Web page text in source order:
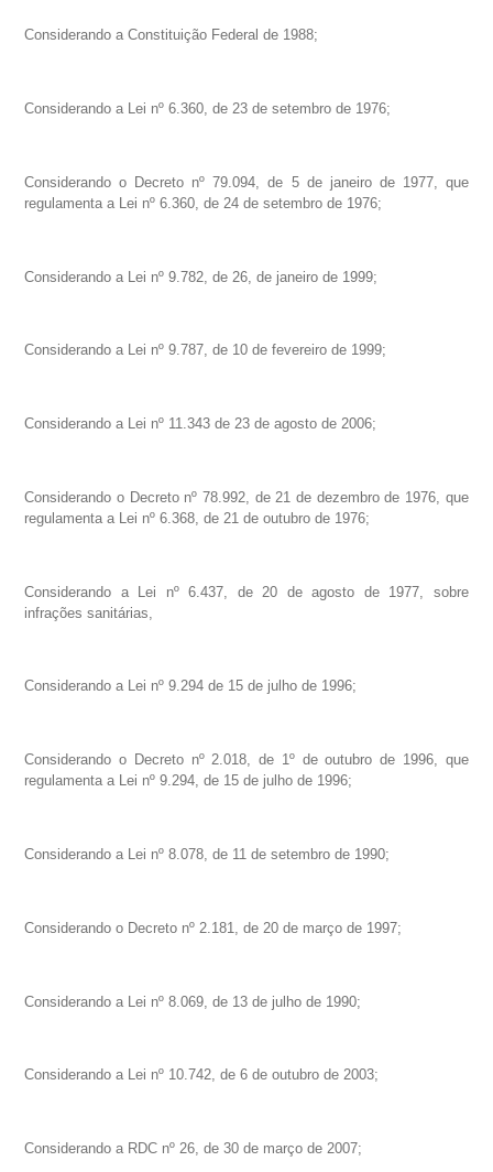
Considerando a Constituição Federal de 1988;
Considerando a Lei nº 6.360, de 23 de setembro de 1976;
Considerando o Decreto nº 79.094, de 5 de janeiro de 1977, que
regulamenta a Lei nº 6.360, de 24 de setembro de 1976;
Considerando a Lei nº 9.782, de 26, de janeiro de 1999;
Considerando a Lei nº 9.787, de 10 de fevereiro de 1999;
Considerando a Lei nº 11.343 de 23 de agosto de 2006;
Considerando o Decreto nº 78.992, de 21 de dezembro de 1976, que
regulamenta a Lei nº 6.368, de 21 de outubro de 1976;
Considerando a Lei nº 6.437, de 20 de agosto de 1977, sobre
infrações sanitárias,
Considerando a Lei nº 9.294 de 15 de julho de 1996;
Considerando o Decreto nº 2.018, de 1º de outubro de 1996, que
regulamenta a Lei nº 9.294, de 15 de julho de 1996;
Considerando a Lei nº 8.078, de 11 de setembro de 1990;
Considerando o Decreto nº 2.181, de 20 de março de 1997;
Considerando a Lei nº 8.069, de 13 de julho de 1990;
Considerando a Lei nº 10.742, de 6 de outubro de 2003;
Considerando a RDC nº 26, de 30 de março de 2007;